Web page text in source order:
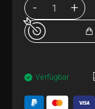
Verfügbar